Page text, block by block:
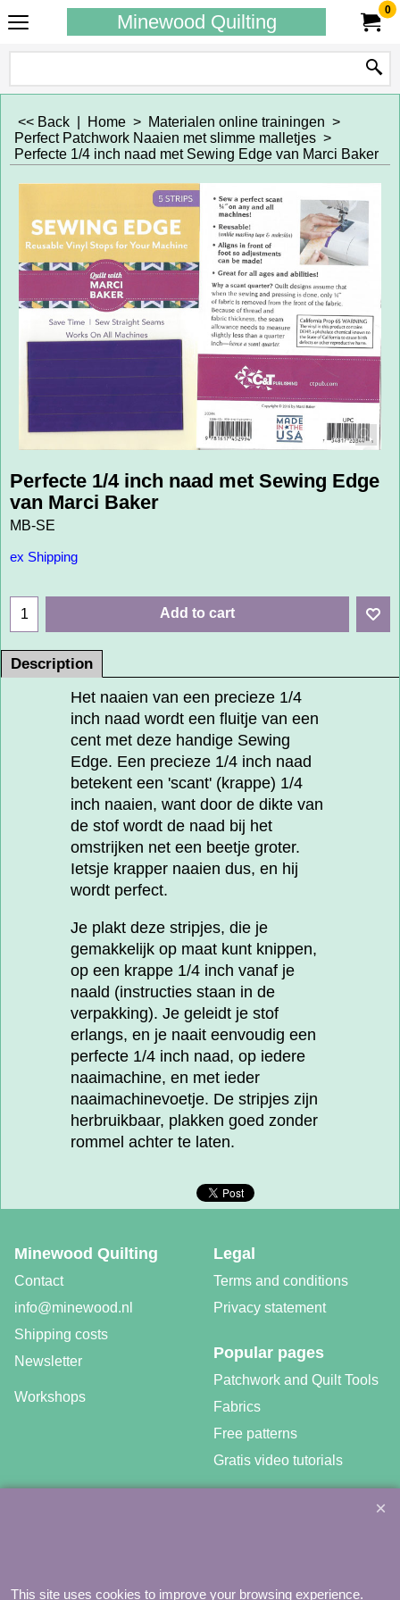
Minewood Quilting
0
<< Back Home > Materialen online trainingen >
Perfect Patchwork Naaien met slimme malletjes >
Perfecte 1/4 inch naad met Sewing Edge van Marci Baker
Perfecte 1/4 inch naad met Sewing Edge
van Marci Baker
MB-SE
ex Shipping
Add to cart
Description
Het naaien van een precieze 1/4
inch naad wordt een fluitje van een
cent met deze handige Sewing
Edge. Een precieze 1/4 inch naad
betekent een 'scant' (krappe) 1/4
inch naaien, want door de dikte van
de stof wordt de naad bij het
omstrijken net een beetje groter.
Ietsje krapper naaien dus, en hij
wordt perfect.
Je plakt deze stripjes, die je
gemakkelijk op maat kunt knippen,
op een krappe 1/4 inch vanaf je
naald (instructies staan in de
verpakking). Je geleidt je stof
erlangs, en je naait eenvoudig een
perfecte 1/4 inch naad, op iedere
naaimachine, en met ieder
naaimachinevoetje. De stripjes zijn
herbruikbaar, plakken goed zonder
rommel achter te laten.
Legal
Terms and conditions
Privacy statement
Minewood Quilting
Contact
info@minewood.nl
Shipping costs
Newsletter
Popular pages
Patchwork and Quilt Tools
Fabrics
Free patterns
Gratis video tutorials
Workshops
3994 WH HOUTEN – 030-6573081 – info@minewood.nl
This site uses cookies to improve your browsing experience.